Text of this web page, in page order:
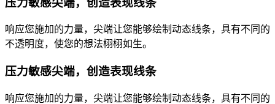
响应您施加的力量，尖端让您能够绘制动态线条，具有不同的
不透明度，使您的想法栩栩如生。
压力敏感尖端，创造表现线条
响应您施加的力量，尖端让您能够绘制动态线条，具有不同的